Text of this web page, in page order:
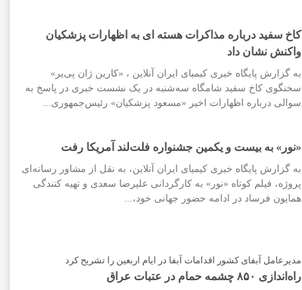
کاخ سفید درباره مذاکرات هسته ای به اظهارات پزشکیان
واکنش نشان داد
به گزارش پایگاه خبری کیمیای ایران آنلاین ، «کارین ژان پی‌یر»
سخنگوی کاخ سفید شامگاه سه‌شنبه در یک نشست خبری در پاسخ به
سوالی درباره اظهارات اخیر «مسعود پزشکیان» رئیس‌جمهوری...
«نور» به بیست و یکمین جشنواره فلت‌لند آمریکا رفت
به گزارش پایگاه خبری کیمیای ایران آنلاین، به نقل از مشاور رسانه‌ای
پروژه، فیلم کوتاه «نور» به کارگردانی علیرضا سعدی و تهیه کنندگی
همایون فرساد در ادامه حضور جهانی خود،...
مدیرعامل آبفای کشور اقدامات آبفا در ایام اربعین را تشریح کرد
راه‌اندازی ۸۵۰ چشمه حمام در عتبات عراق